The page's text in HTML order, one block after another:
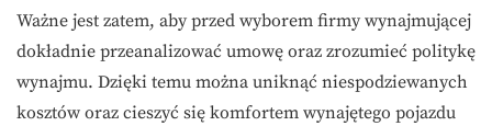
Ważne jest zatem, aby przed wyborem firmy wynajmującej
dokładnie przeanalizować umowę oraz zrozumieć politykę
wynajmu. Dzięki temu można uniknąć niespodziewanych
kosztów oraz cieszyć się komfortem wynajętego pojazdu